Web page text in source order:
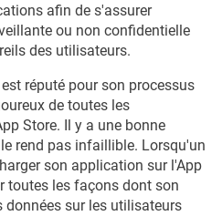
afin de s'assurer
ou non confidentielle
des utilisateurs.
réputé pour son processus
de toutes les
Store. Il y a une bonne
rend pas infaillible. Lorsqu'un
son application sur l'App
toutes les façons dont son
sur les utilisateurs